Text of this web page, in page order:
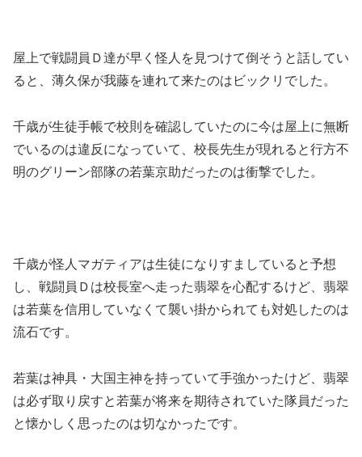
屋上で戦闘員Ｄ達が早く怪人を見つけて倒そうと話してい
ると、薄久保が我藤を連れて来たのはビックリでした。
千歳が生徒手帳で校則を確認していたのに今は屋上に無断
でいるのは違反になっていて、校長先生が現れると行方不
明のグリーン部隊の若葉京助だったのは衝撃でした。
千歳が怪人マガティアは生徒になりすましていると予想
し、戦闘員Ｄは校長室へ走った翡翠を心配するけど、翡翠
は若葉を信用していなくて襲い掛かられても対処したのは
流石です。
若葉は神具・大国主神を持っていて手強かったけど、翡翠
は必ず取り戻すと若葉が将来を期待されていた隊員だった
と懐かしく思ったのは切なかったです。